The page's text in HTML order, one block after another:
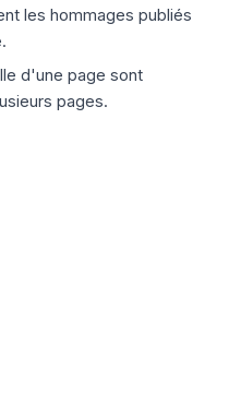
les hommages publiés
d'une page sont
pages.